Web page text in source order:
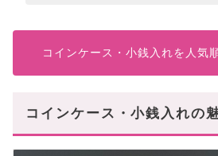
コインケース・小銭入れを人気
コインケース・小銭入れの